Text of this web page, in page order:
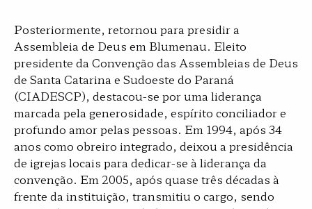
Posteriormente, retornou para presidir a
Assembleia de Deus em Blumenau. Eleito
presidente da Convenção das Assembleias de Deus
de Santa Catarina e Sudoeste do Paraná
(CIADESCP), destacou-se por uma liderança
marcada pela generosidade, espírito conciliador e
profundo amor pelas pessoas. Em 1994, após 34
anos como obreiro integrado, deixou a presidência
de igrejas locais para dedicar-se à liderança da
convenção. Em 2005, após quase três décadas à
frente da instituição, transmitiu o cargo, sendo